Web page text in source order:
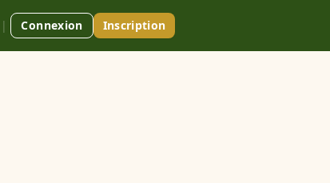
| Connexion Inscription